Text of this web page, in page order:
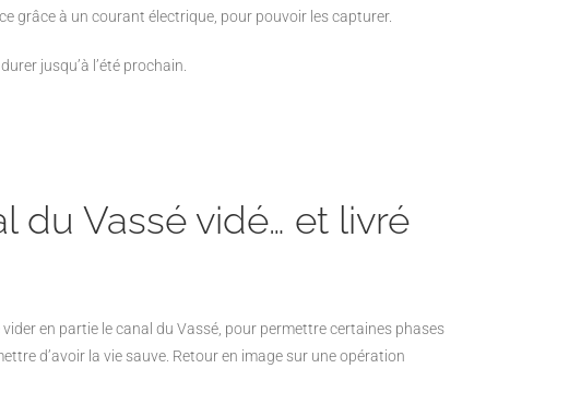
grâceà un courant électrique, pour pouvoir les capturer.
jusqu’à l’été prochain.
du Vassé vidé… et livré
vider en partie le canal du Vassé, pour permettre certaines phases
d’avoir la vie sauve. Retour en image sur uneopération